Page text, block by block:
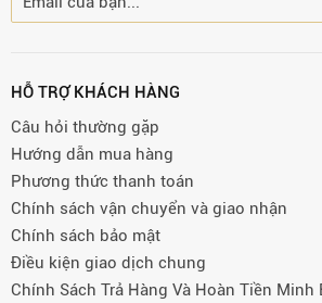
HỖ TRỢ KHÁCH HÀNG
Câu hỏi thường gặp
Hướng dẫn mua hàng
Phương thức thanh toán
Chính sách vận chuyển và giao nhận
Chính sách bảo mật
Điều kiện giao dịch chung
Chính Sách Trả Hàng Và Hoàn Tiền Minh